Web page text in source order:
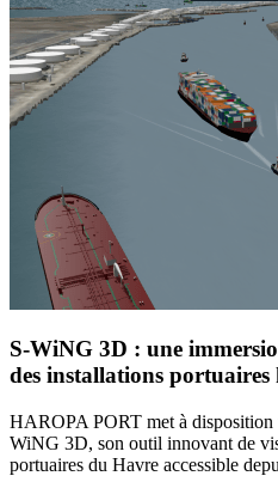
S-WiNG 3D : une
des installations portuaires
HAROPA PORT met à disposition
WiNG 3D, son outil innovant de
portuaires du Havre accessible